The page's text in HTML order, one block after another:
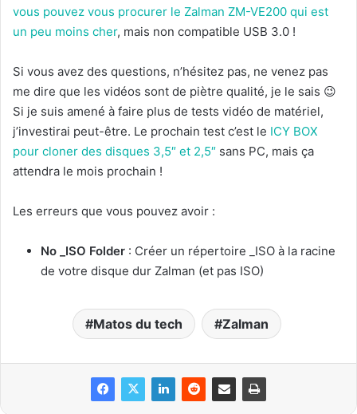
vous pouvez vous procurer le Zalman ZM-VE200 qui est
un peu moins cher, mais non compatible USB 3.0 !
Si vous avez des questions, n’hésitez pas, ne venez pas
me dire que les vidéos sont de piètre qualité, je le sais 😉
Si je suis amené à faire plus de tests vidéo de matériel,
j’investirai peut-être. Le prochain test c’est le ICY BOX
pour cloner des disques 3,5″ et 2,5″ sans PC, mais ça
attendra le mois prochain !
Les erreurs que vous pouvez avoir :
No _ISO Folder : Créer un répertoire _ISO à la racine
de votre disque dur Zalman (et pas ISO)
Matos du tech Zalman